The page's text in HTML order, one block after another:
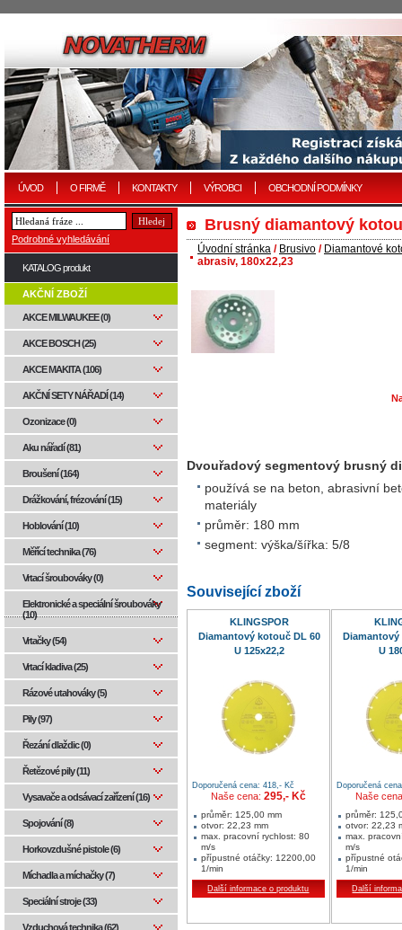
ÚVOD O FIRMĚ KONTAKTY VÝROBCI OBCHODNÍ PODMÍNKY
Brusný diamantový
Úvodní stránka / Brusivo / Diamantové
abrasiv, 180x22,23
Dvouřadový segmentový brusný
používá se na beton, abrasivní
materiály
průměr: 180 mm
segment: výška/šířka: 5/8
Související zboží
KLINGSPOR
Diamantový kotouč DL 60
U 125x22,2
Doporučená cena: 418,- Kč
Naše cena: 295,- Kč
průměr: 125,00 mm
otvor: 22,23 mm
max. pracovní rychlost: 80
m/s
přípustné otáčky: 12200,00
1/min
stroje: úhlová bruska
počet: 10
šířka: 2,00
rozměry v mm: 125X22,23
Další informace o produktu
Diamantový
U
Doporučená
Naše
průměr:
otvor: 22,23
max.
m/s
přípustné
1/min
stroje:
počet: 10
šířka: 2,00
rozměry v
Další
Podrobné vyhledávání
KATALOG produkt
AKČNÍ ZBOŽÍ
AKCE MILWAUKEE (0)
AKCE BOSCH (25)
AKCE MAKITA (106)
AKČNÍ SETY NÁŘADÍ (14)
Ozonizace (0)
Aku nářadí (81)
Broušení (164)
Drážkování, frézování (15)
Hoblování (10)
Měřící technika (76)
Vrtací šroubováky (0)
Elektronické a speciální šroubováky
(10)
Vrtačky (54)
Vrtací kladiva (25)
Rázové utahováky (5)
Pily (97)
Řezání dlaždic (0)
Řetězové pily (11)
Vysavače a odsávací zařízení (16)
Spojování (8)
Horkovzdušné pistole (6)
Míchadla a míchačky (7)
Speciální stroje (33)
Vzduchová technika (62)